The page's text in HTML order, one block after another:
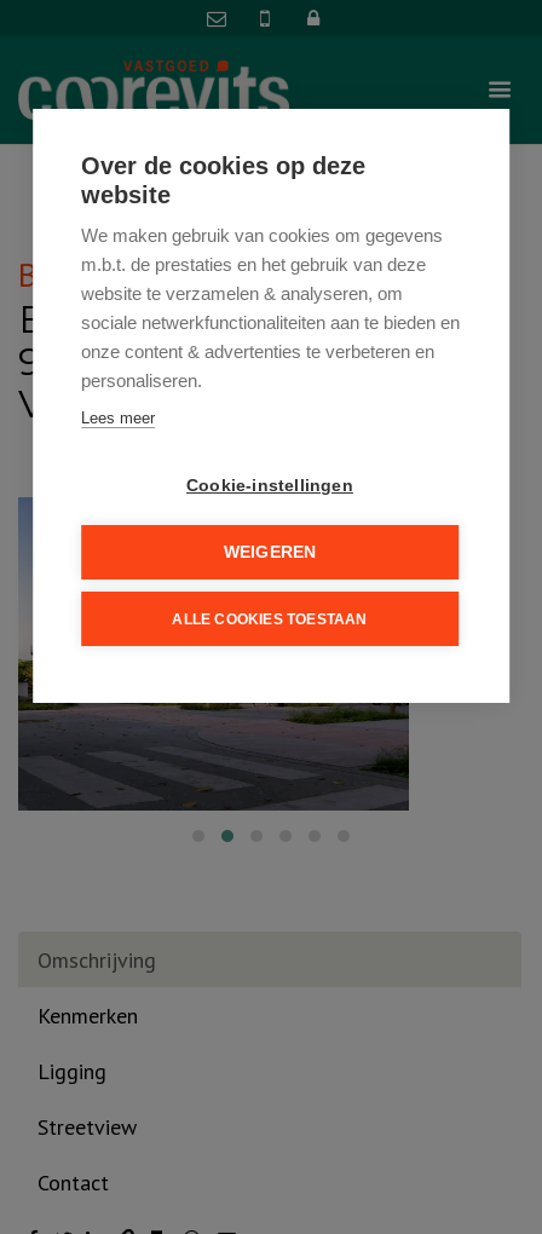
BEZOEK MINISITE
BEVERESTRAAT 27 / 2.3,
9700 OUDENAARDE
VRAAGPRIJS: € 335.000
Omschrijving
Kenmerken
Ligging
Streetview
Contact
Over de cookies op deze
website
We maken gebruik van cookies om gegevens
m.b.t. de prestaties en het gebruik van deze
website te verzamelen & analyseren, om
sociale netwerkfunctionaliteiten aan te bieden en
onze content & advertenties te verbeteren en
personaliseren.
Lees meer
Cookie-instellingen
WEIGEREN
ALLE COOKIES TOESTAAN